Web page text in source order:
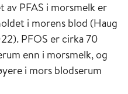
PFAS i morsmelk er
i morens blod (Haug
PFOS er cirka 70
enn i morsmelk, og
i mors blodserum